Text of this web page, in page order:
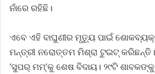
ନାଁରେ ରହିଛି।
ଏବେ ଏହି ବାଘୁଣୀର ମୃତ୍ୟୁ ପାଇଁ
ମନ୍ତ୍ରୀ ନରୋତ୍ତମ ମିଶ୍ରା ଟୁଇଟ୍‌
‘ସୁପର୍‌ ମମ୍‌’କୁ ଶେଷ ବିଦାୟ। ୨୯ଟି